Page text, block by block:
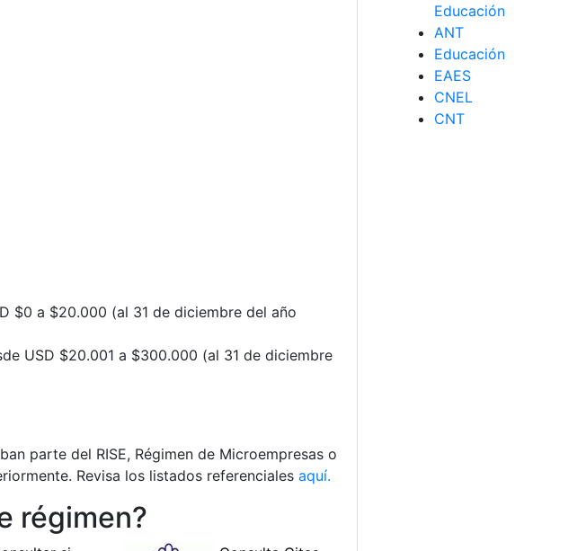
$0 a $20.000 (al 31 de diciembre del año
USD $20.001 a $300.000 (al 31 de diciembre
parte del RISE, Régimen de Microempresas o
Revisa los listados referenciales aquí.
régimen?
Educación
ANT
Educación
EAES
CNEL
CNT